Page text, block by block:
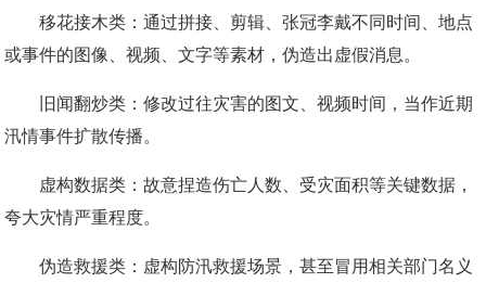
移花接木类： 通过‌拼接、剪辑、张冠李戴‌不同时间、地点
或事件的图像、视频、文字等素材，‌伪造出虚假消息。
旧闻翻炒类： 修改过往灾害的图文、视频时间，当作近期
汛情事件扩散传播。
虚构数据类： 故意捏造伤亡人数、受灾面积等关键数据，
夸大灾情严重程度。
伪造救援类： 虚构防汛救援场景，甚至冒用相关部门名义